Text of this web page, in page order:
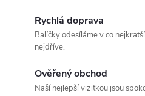
Rychlá doprava
Balíčky odesíláme v co
nejdříve.
Ověřený obchod
Naší nejlepší vizitkou jsou